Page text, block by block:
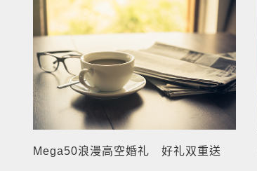
Mega50浪漫高空婚礼 好礼双重送